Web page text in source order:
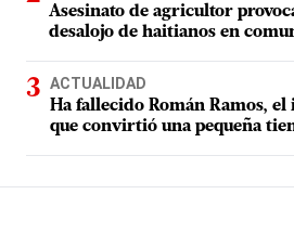
Asesinato de agricultor
desalojo de haitianos en
ACTUALIDAD
Ha fallecido Román Ramos,
que convirtió una pequeña